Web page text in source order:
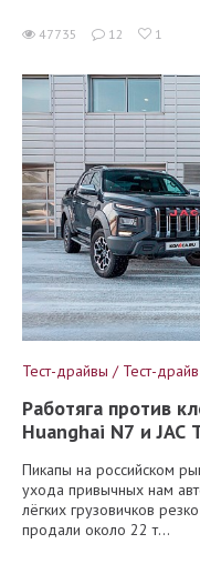
47735 12 1
Тест-драйвы / Тест-драйв
Работяга против
Huanghai N7 и JAC
Пикапы на российском
ухода привычных нам
лёгких грузовичков
продали около 22 т...